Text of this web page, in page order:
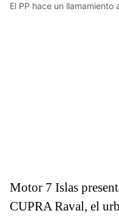
El PP hace un
Motor 7 Islas
CUPRA Raval, el